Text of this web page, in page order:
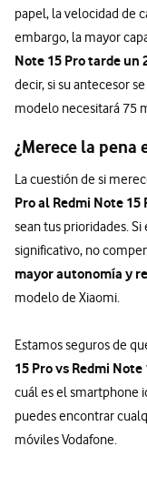
papel, la velocidad de
embargo, la mayor
Note 15 Pro tarde un
decir, si su antecesor
modelo necesitará 75
¿Merece la
La cuestión de si
Pro al Redmi Note 15
sean tus prioridades.
significativo, no
mayor autonomía y
modelo de Xiaomi.
Estamos seguros de
15 Pro vs Redmi Note
cuál es el smartphone
puedes encontrar
móviles Vodafone.